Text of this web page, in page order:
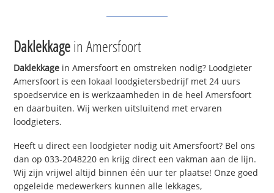
Daklekkagein Amersfoort
Daklekkage in Amersfoort en omstreken nodig? Loodgieter
Amersfoort is een lokaal loodgietersbedrijf met 24 uurs
spoedservice en is werkzaamheden in de heel Amersfoort
en daarbuiten. Wij werken uitsluitend met ervaren
loodgieters.
Heeft u direct een loodgieter nodig uit Amersfoort? Bel ons
dan op 033-2048220 en krijg direct een vakman aan de lijn.
Wij zijn vrijwel altijd binnen één uur ter plaatse! Onze goed
opgeleide medewerkers kunnen alle lekkages,